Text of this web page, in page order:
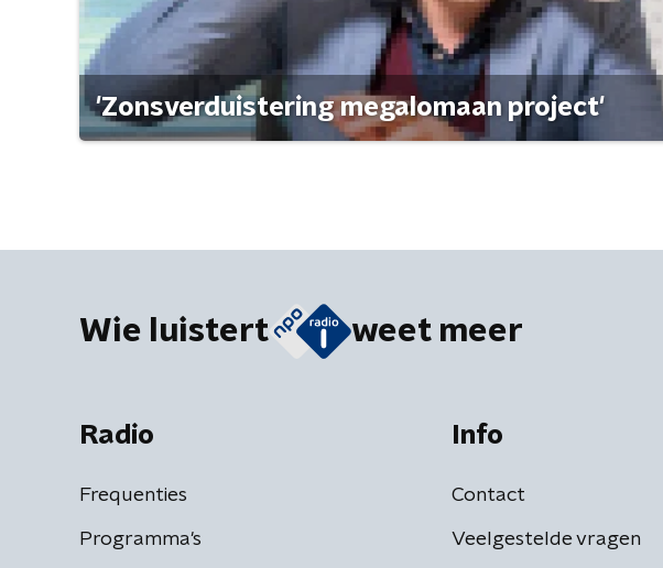
'Zonsverduistering megalomaan project'
Wie luistert weet meer
Radio
Frequenties
Programma's
Info
Contact
Veelgestelde vragen